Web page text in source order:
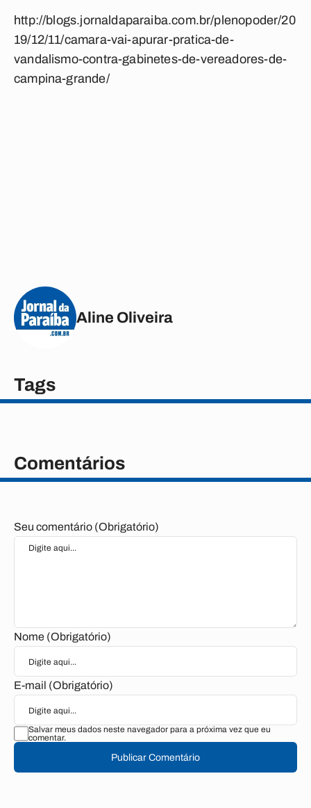
http://blogs.jornaldaparaiba.com.br/plenopoder/20
19/12/11/camara-vai-apurar-pratica-de-
vandalismo-contra-gabinetes-de-vereadores-de-
campina-grande/
Aline Oliveira
Tags
Comentários
Seu comentário (Obrigatório)
Nome (Obrigatório)
E-mail (Obrigatório)
Salvar meus dados neste navegador para a próxima vez que eu
comentar.
Publicar Comentário